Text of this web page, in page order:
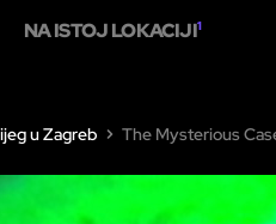
u Zagreb The Mysterious
NA ISTOJ LOKACIJI1